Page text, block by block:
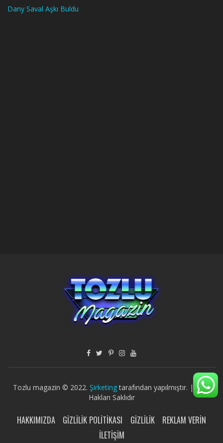
Dany Saval Aşkı Buldu
Tozlu magazin © 2022. Şirketingtarafından yapılmıştır. | Tüm
Hakları Saklıdır
HAKKIMIZDA GIZLILIK POLITIKASI GIZLILIK
REKLAM VERIN
İLETIŞIM